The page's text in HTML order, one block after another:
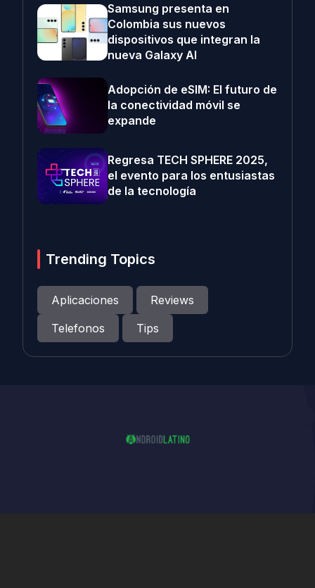
Samsung presenta en
Colombia sus nuevos
dispositivos que integran la
nueva Galaxy AI
Adopción de eSIM: El futuro de
la conectividad móvil se
expande
Regresa TECH SPHERE 2025,
el evento para los entusiastas
de la tecnología
Trending Topics
Aplicaciones
Reviews
Telefonos
Tips